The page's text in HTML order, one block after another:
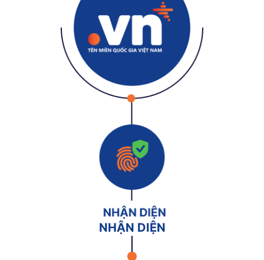
NHẬN DIỆN